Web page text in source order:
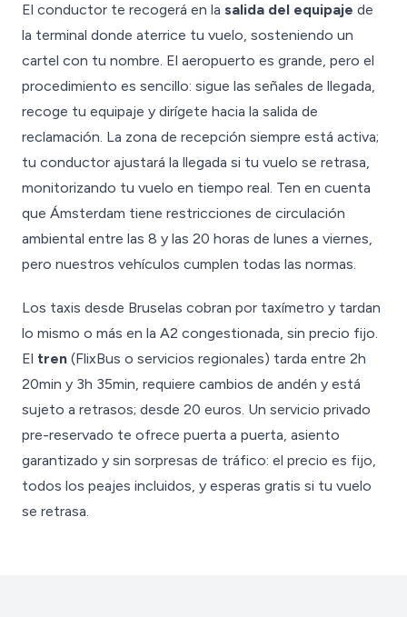
El conductor te recogerá en la salida del equipaje de
la terminal donde aterrice tu vuelo, sosteniendo un
cartel con tu nombre. El aeropuerto es grande, pero el
procedimiento es sencillo: sigue las señales de llegada,
recoge tu equipaje y dirígete hacia la salida de
reclamación. La zona de recepción siempre está activa;
tu conductor ajustará la llegada si tu vuelo se retrasa,
monitorizando tu vuelo en tiempo real. Ten en cuenta
que Ámsterdam tiene restricciones de circulación
ambiental entre las 8 y las 20 horas de lunes a viernes,
pero nuestros vehículos cumplen todas las normas.
Los taxis desde Bruselas cobran por taxímetro y tardan
lo mismo o más en la A2 congestionada, sin precio fijo.
El tren (FlixBus o servicios regionales) tarda entre 2h
20min y 3h 35min, requiere cambios de andén y está
sujeto a retrasos; desde 20 euros. Un servicio privado
pre-reservado te ofrece puerta a puerta, asiento
garantizado y sin sorpresas de tráfico: el precio es fijo,
todos los peajes incluidos, y esperas gratis si tu vuelo
se retrasa.